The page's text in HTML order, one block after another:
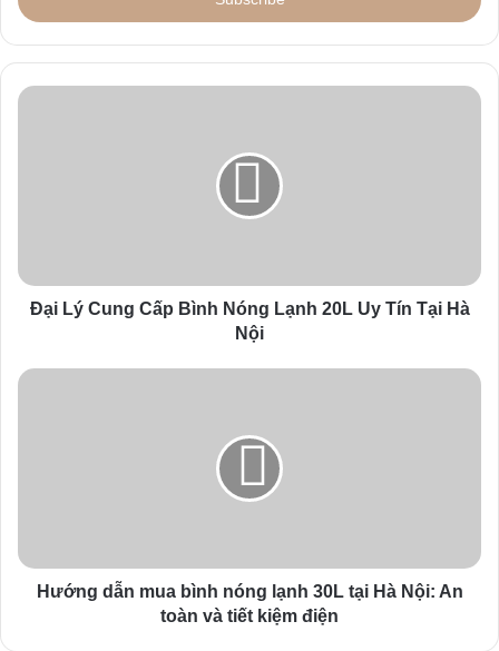
y
u
d
s
Đại Lý Cung Cấp Bình Nóng Lạnh 20L Uy Tín Tại Hà
Nội
Hướng dẫn mua bình nóng lạnh 30L tại Hà Nội: An
toàn và tiết kiệm điện